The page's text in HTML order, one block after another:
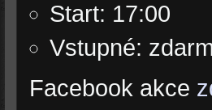
Start: 17:00
Vstupné:
Facebook akce